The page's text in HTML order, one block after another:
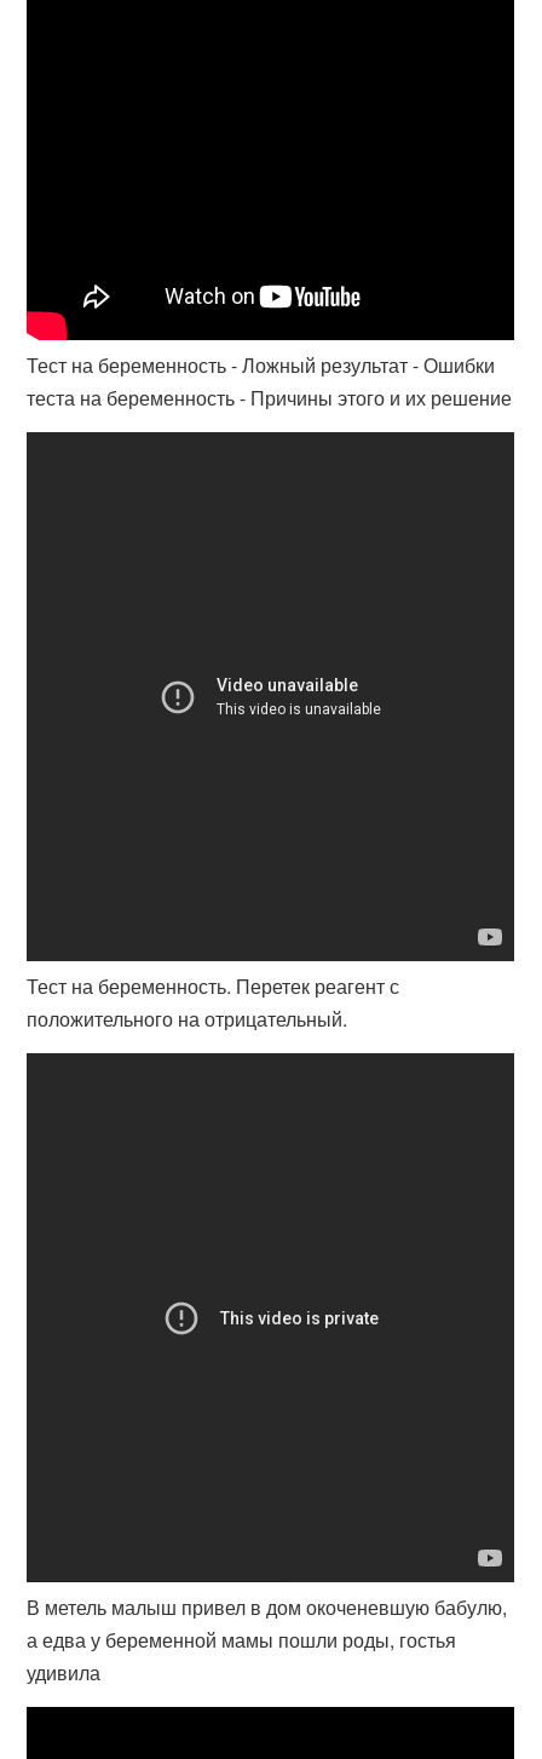
Тест на беременность - Ложный результат - Ошибки
теста на беременность - Причины этого и их решение
Тест на беременность. Перетек реагент с
положительного на отрицательный.
В метель малыш привел в дом окоченевшую бабулю,
а едва у беременной мамы пошли роды, гостья
удивила